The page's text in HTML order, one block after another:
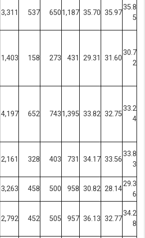
3,311 537 6501,187 35.70 35.97
35.8
5
1,403 158 273 431 29.31 31.60
30.7
2
4,197 652 7431,395 33.82 32.75
33.2
4
2,161 328 403 731 34.17 33.56
33.8
3
3,263 458 500 958 30.82 28.14
29.3
6
2,792 452 505 957 36.13 32.77
34.2
8